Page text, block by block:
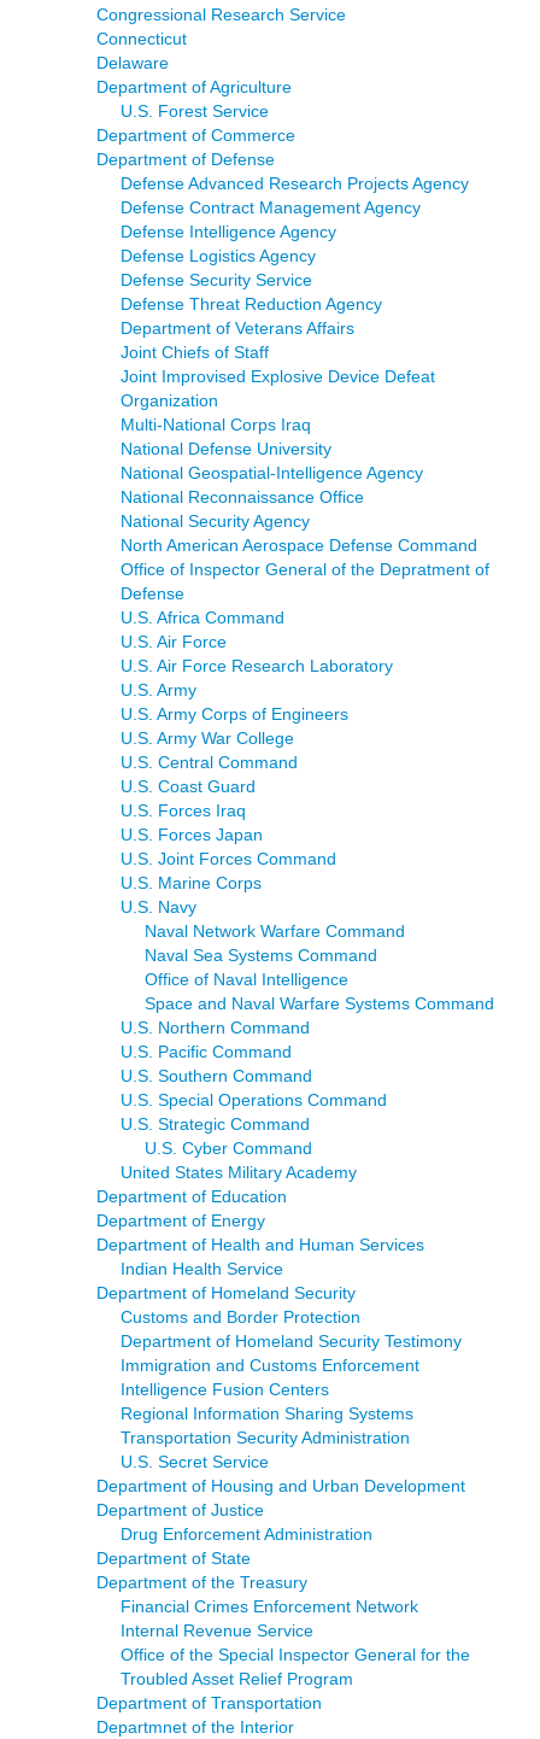
Congressional Research Service
Connecticut
Delaware
Department of Agriculture
U.S. Forest Service
Department of Commerce
Department of Defense
Defense Advanced Research Projects Agency
Defense Contract Management Agency
Defense Intelligence Agency
Defense Logistics Agency
Defense Security Service
Defense Threat Reduction Agency
Department of Veterans Affairs
Joint Chiefs of Staff
Joint Improvised Explosive Device Defeat
Organization
Multi-National Corps Iraq
National Defense University
National Geospatial-Intelligence Agency
National Reconnaissance Office
National Security Agency
North American Aerospace Defense Command
Office of Inspector General of the Depratment of
Defense
U.S. Africa Command
U.S. Air Force
U.S. Air Force Research Laboratory
U.S. Army
U.S. Army Corps of Engineers
U.S. Army War College
U.S. Central Command
U.S. Coast Guard
U.S. Forces Iraq
U.S. Forces Japan
U.S. Joint Forces Command
U.S. Marine Corps
U.S. Navy
Naval Network Warfare Command
Naval Sea Systems Command
Office of Naval Intelligence
Space and Naval Warfare Systems Command
U.S. Northern Command
U.S. Pacific Command
U.S. Southern Command
U.S. Special Operations Command
U.S. Strategic Command
U.S. Cyber Command
United States Military Academy
Department of Education
Department of Energy
Department of Health and Human Services
Indian Health Service
Department of Homeland Security
Customs and Border Protection
Department of Homeland Security Testimony
Immigration and Customs Enforcement
Intelligence Fusion Centers
Regional Information Sharing Systems
Transportation Security Administration
U.S. Secret Service
Department of Housing and Urban Development
Department of Justice
Drug Enforcement Administration
Department of State
Department of the Treasury
Financial Crimes Enforcement Network
Internal Revenue Service
Office of the Special Inspector General for the
Troubled Asset Relief Program
Department of Transportation
Departmnet of the Interior